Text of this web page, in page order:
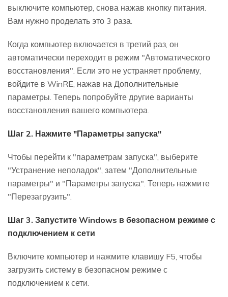
выключите компьютер, снова нажав кнопку питания.
Вам нужно проделать это 3 раза.
Когда компьютер включается в третий раз, он
автоматически переходит в режим "Автоматического
восстановления". Если это не устраняет проблему,
войдите в WinRE, нажав на Дополнительные
параметры. Теперь попробуйте другие варианты
восстановления вашего компьютера.
Шаг 2. Нажмите "Параметры запуска"
Чтобы перейти к "параметрам запуска", выберите
"Устранение неполадок", затем "Дополнительные
параметры" и "Параметры запуска". Теперь нажмите
"Перезагрузить".
Шаг 3. Запустите Windows в безопасном режиме с
подключением к сети
Включите компьютер и нажмите клавишу F5, чтобы
загрузить систему в безопасном режиме с
подключением к сети.